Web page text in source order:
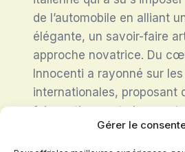
Gérer le
de l’automobile en alliant
élégante, un savoir-faire
approche novatrice. Du
Innocenti a rayonné sur
internationales, proposant
fois pratiques et
automobiles qui incarnent
L’héritage…